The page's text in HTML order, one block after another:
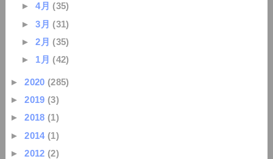
►4月 (35)
►3月 (31)
►2月 (35)
► 1月 (42)
►2020 (285)
►2019 (3)
►2018 (1)
►2014 (1)
►2012 (2)